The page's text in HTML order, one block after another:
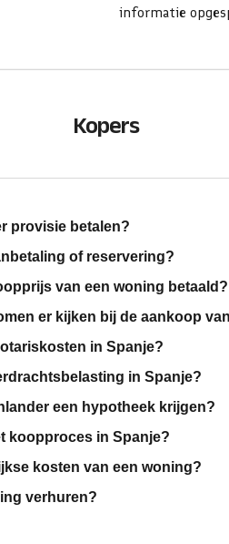
informatie
Kopers
provisie betalen?
of reservering?
van een woning betaald?
er kijken bij de aankoop
in Spanje?
in Spanje?
een hypotheek krijgen?
koopproces in Spanje?
kosten van een woning?
verhuren?